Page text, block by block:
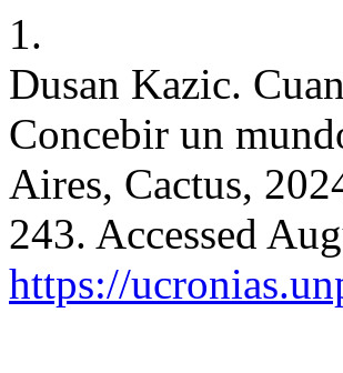
1.
Dusan Kazic.
Concebir un
Aires, Cactus,
243. Accessed
https://